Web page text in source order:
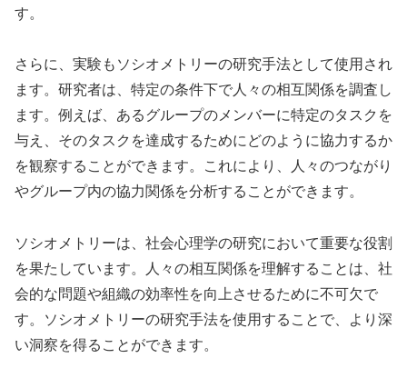
す。
さらに、実験もソシオメトリーの研究手法として使用され
ます。研究者は、特定の条件下で人々の相互関係を調査し
ます。例えば、あるグループのメンバーに特定のタスクを
与え、そのタスクを達成するためにどのように協力するか
を観察することができます。これにより、人々のつながり
やグループ内の協力関係を分析することができます。
ソシオメトリーは、社会心理学の研究において重要な役割
を果たしています。人々の相互関係を理解することは、社
会的な問題や組織の効率性を向上させるために不可欠で
す。ソシオメトリーの研究手法を使用することで、より深
い洞察を得ることができます。